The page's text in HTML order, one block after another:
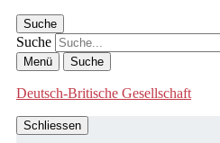
Suche
Suche
Menü Suche
Deutsch-Britische Gesellschaft
Schliessen